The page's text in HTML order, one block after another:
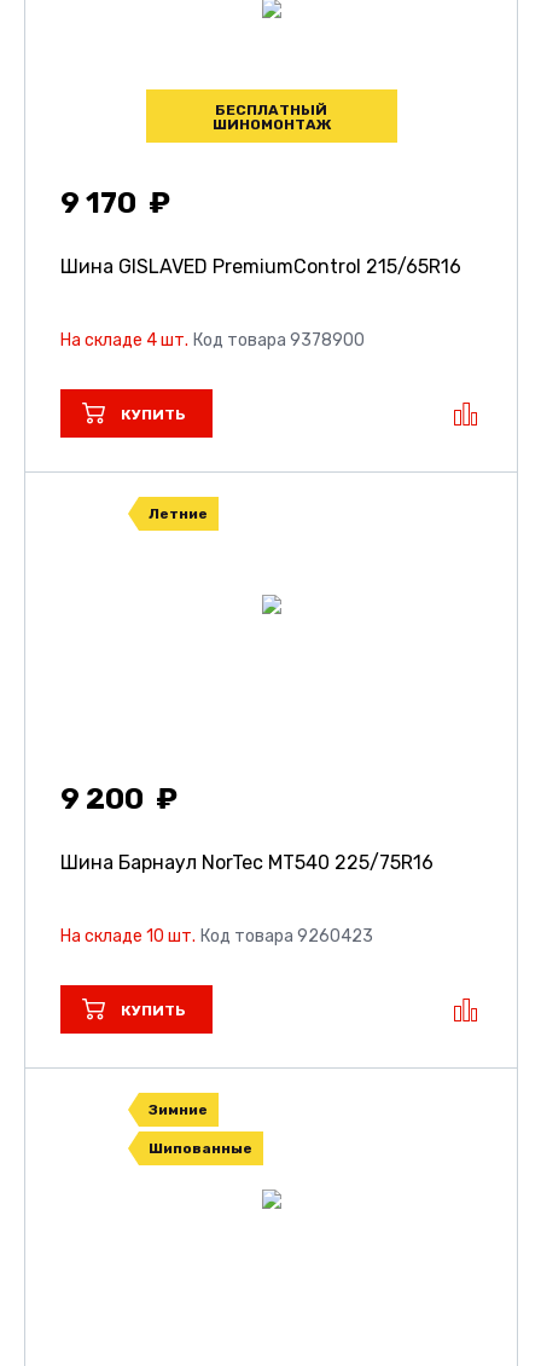
БЕСПЛАТНЫЙ
ШИНОМОНТАЖ
9 170
Шина GISLAVED PremiumControl 215/65R16
На складе 4 шт. Код товара 9378900
КУПИТЬ
Летние
9 200
Шина Барнаул NorTec MT540 225/75R16
На складе 10 шт. Код товара 9260423
КУПИТЬ
Зимние
Шипованные